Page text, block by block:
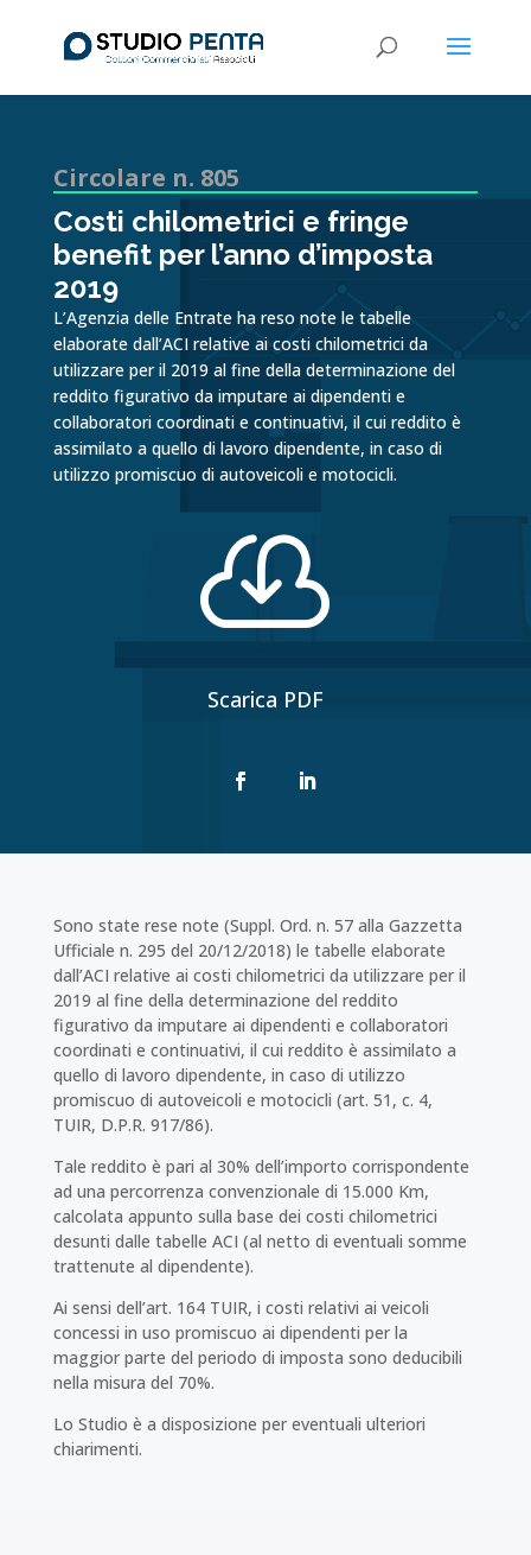
Circolare n. 805
Costi chilometrici e fringe
benefit per l’anno d’imposta
2019
L’Agenzia delle Entrate ha reso note le tabelle
elaborate dall’ACI relative ai costi chilometrici da
utilizzare per il 2019 al fine della determinazione del
reddito figurativo da imputare ai dipendenti e
collaboratori coordinati e continuativi, il cui reddito è
assimilato a quello di lavoro dipendente, in caso di
utilizzo promiscuo di autoveicoli e motocicli.

Scarica PDF
Sono state rese note (Suppl. Ord. n. 57 alla Gazzetta
Ufficiale n. 295 del 20/12/2018) le tabelle elaborate
dall’ACI relative ai costi chilometrici da utilizzare per il
2019 al fine della determinazione del reddito
figurativo da imputare ai dipendenti e collaboratori
coordinati e continuativi, il cui reddito è assimilato a
quello di lavoro dipendente, in caso di utilizzo
promiscuo di autoveicoli e motocicli (art. 51, c. 4,
TUIR, D.P.R. 917/86).
Tale reddito è pari al 30% dell’importo corrispondente
ad una percorrenza convenzionale di 15.000 Km,
calcolata appunto sulla base dei costi chilometrici
desunti dalle tabelle ACI (al netto di eventuali somme
trattenute al dipendente).
Ai sensi dell’art. 164 TUIR, i costi relativi ai veicoli
concessi in uso promiscuo ai dipendenti per la
maggior parte del periodo di imposta sono deducibili
nella misura del 70%.
Lo Studio è a disposizione per eventuali ulteriori
chiarimenti.